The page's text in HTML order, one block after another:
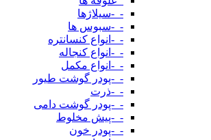
-_-سیلاژها
-_-سبوس ها
-_-انواع کنسانتره
-_-انواع کنجاله
-_-انواع مکمل
-_-پودر گوشت طیور
-_-ذرت
-_-پودر گوشت دامی
-_-پیش مخلوط
-_-پودر خون